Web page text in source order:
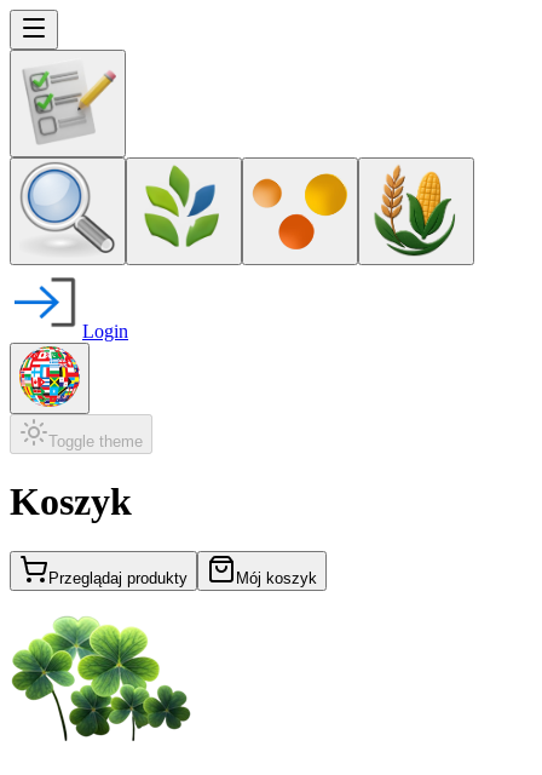
Login
Toggle theme
Koszyk
Przeglądaj produkty Mój koszyk